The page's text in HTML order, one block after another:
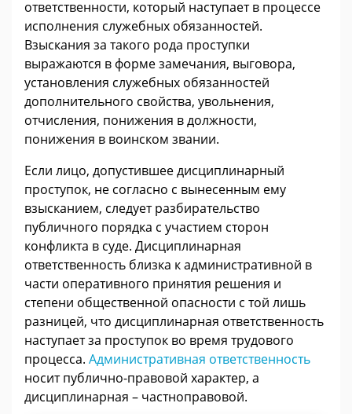
ответственности, который наступает в процессе
исполнения служебных обязанностей.
Взыскания за такого рода проступки
выражаются в форме замечания, выговора,
установления служебных обязанностей
дополнительного свойства, увольнения,
отчисления, понижения в должности,
понижения в воинском звании.
Если лицо, допустившее дисциплинарный
проступок, не согласно с вынесенным ему
взысканием, следует разбирательство
публичного порядка с участием сторон
конфликта в суде. Дисциплинарная
ответственность близка к административной в
части оперативного принятия решения и
степени общественной опасности с той лишь
разницей, что дисциплинарная ответственность
наступает за проступок во время трудового
процесса. Административная ответственность
носит публично-правовой характер, а
дисциплинарная – частноправовой.